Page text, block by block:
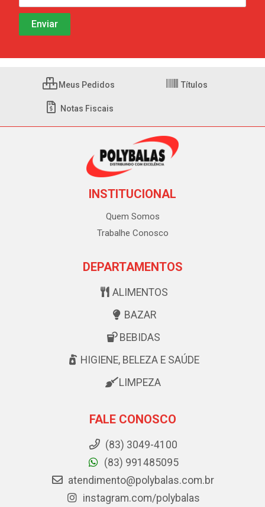
Meus Pedidos Títulos
Notas Fiscais
INSTITUCIONAL
Quem Somos
Trabalhe Conosco
DEPARTAMENTOS
ALIMENTOS
BAZAR
BEBIDAS
HIGIENE, BELEZA E SAÚDE
LIMPEZA
FALE CONOSCO
(83) 3049-4100
(83) 991485095
atendimento@polybalas.com.br
instagram.com/polybalas